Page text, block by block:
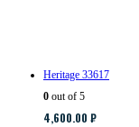
Heritage 33617
0 out of 5
4,600.00 ₽